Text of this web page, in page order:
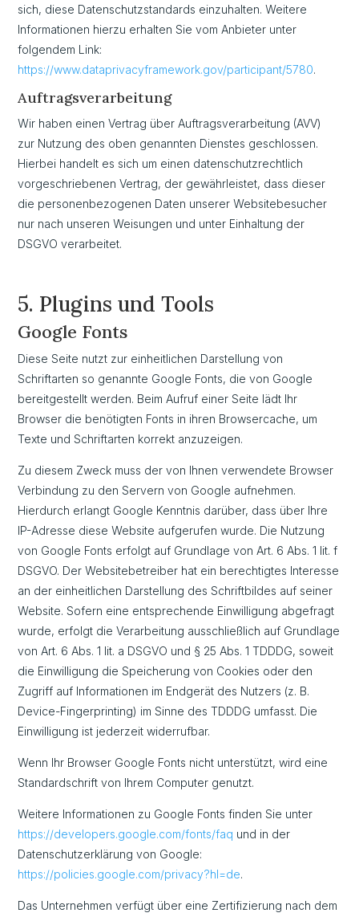
sich, diese Datenschutzstandards einzuhalten. Weitere
Informationen hierzu erhalten Sie vom Anbieter unter
folgendem Link:
https://www.dataprivacyframework.gov/participant/5780.
Auftragsverarbeitung
Wir haben einen Vertrag über Auftragsverarbeitung (AVV)
zur Nutzung des oben genannten Dienstes geschlossen.
Hierbei handelt es sich um einen datenschutzrechtlich
vorgeschriebenen Vertrag, der gewährleistet, dass dieser
die personenbezogenen Daten unserer Websitebesucher
nur nach unseren Weisungen und unter Einhaltung der
DSGVO verarbeitet.
5. Plugins und Tools
Google Fonts
Diese Seite nutzt zur einheitlichen Darstellung von
Schriftarten so genannte Google Fonts, die von Google
bereitgestellt werden. Beim Aufruf einer Seite lädt Ihr
Browser die benötigten Fonts in ihren Browsercache, um
Texte und Schriftarten korrekt anzuzeigen.
Zu diesem Zweck muss der von Ihnen verwendete Browser
Verbindung zu den Servern von Google aufnehmen.
Hierdurch erlangt Google Kenntnis darüber, dass über Ihre
IP-Adresse diese Website aufgerufen wurde. Die Nutzung
von Google Fonts erfolgt auf Grundlage von Art. 6 Abs. 1 lit. f
DSGVO. Der Websitebetreiber hat ein berechtigtes Interesse
an der einheitlichen Darstellung des Schriftbildes auf seiner
Website. Sofern eine entsprechende Einwilligung abgefragt
wurde, erfolgt die Verarbeitung ausschließlich auf Grundlage
von Art. 6 Abs. 1 lit. a DSGVO und § 25 Abs. 1 TDDDG, soweit
die Einwilligung die Speicherung von Cookies oder den
Zugriff auf Informationen im Endgerät des Nutzers (z. B.
Device-Fingerprinting) im Sinne des TDDDG umfasst. Die
Einwilligung ist jederzeit widerrufbar.
Wenn Ihr Browser Google Fonts nicht unterstützt, wird eine
Standardschrift von Ihrem Computer genutzt.
Weitere Informationen zu Google Fonts finden Sie unter
https://developers.google.com/fonts/faq und in der
Datenschutzerklärung von Google:
https://policies.google.com/privacy?hl=de.
Das Unternehmen verfügt über eine Zertifizierung nach dem